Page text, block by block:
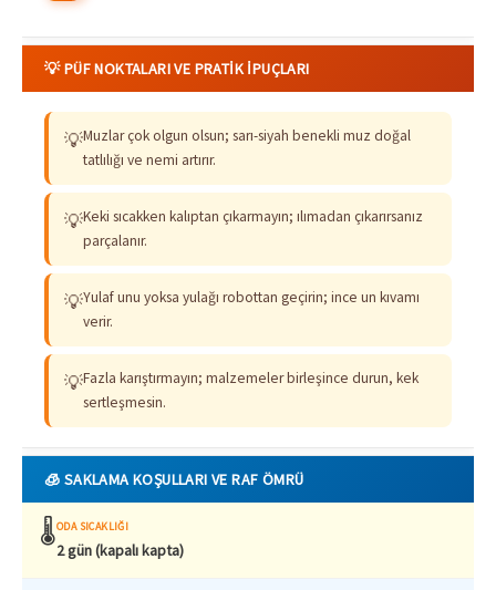
💡 PÜF NOKTALARI VE PRATIK İPUÇLARI
💡Muzlar çok olgun olsun; sarı-siyah benekli muz doğal
tatlılığı ve nemi artırır.
💡Keki sıcakken kalıptan çıkarmayın; ılımadan çıkarırsanız
parçalanır.
💡Yulaf unu yoksa yulağı robottan geçirin; ince un kıvamı
verir.
💡Fazla karıştırmayın; malzemeler birleşince durun, kek
sertleşmesin.
🧊 SAKLAMA KOŞULLARI VE RAF ÖMRÜ
🌡️ODA SICAKLIĞI
2 gün (kapalı kapta)